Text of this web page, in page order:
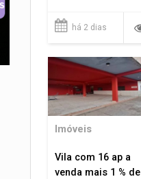
há 2 dias
Imóveis
Vila com 16 ap a
venda mais 1 % de